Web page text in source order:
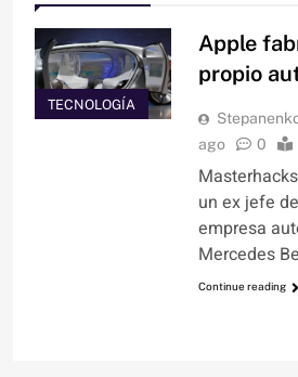
TECNOLOGÍA
Apple
propio
ago
0
un ex jefe
empresa
Mercedes
Continue reading